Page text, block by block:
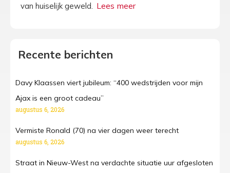
van huiselijk geweld.
Recente berichten
Davy Klaassen viert jubileum: “400 wedstrijden voor mijn
Ajax is een groot cadeau”
augustus 6, 2026
Vermiste Ronald (70) na vier dagen weer terecht
augustus 6, 2026
Straat in Nieuw-West na verdachte situatie uur afgesloten